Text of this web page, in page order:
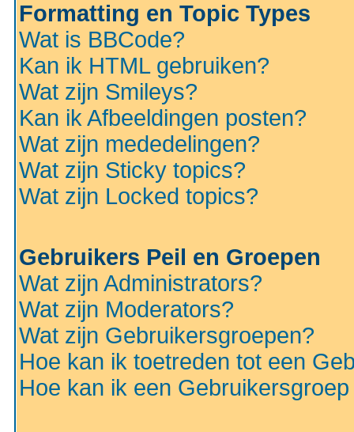
Formatting en Topic Types
Wat is BBCode?
Kan ik HTML gebruiken?
Wat zijn Smileys?
Kan ik Afbeeldingen posten?
Wat zijn mededelingen?
Wat zijn Sticky topics?
Wat zijn Locked topics?
Gebruikers Peil en Groepen
Wat zijn Administrators?
Wat zijn Moderators?
Wat zijn Gebruikersgroepen?
Hoe kan ik toetreden tot een
Hoe kan ik een